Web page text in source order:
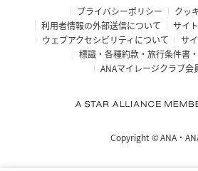
プライバシーポリシー
クッ
利用者情報の外部送信について
サイ
ウェブアクセシビリティについて
サ
標識・各種約款・旅行条件書
ANAマイレージクラブ会
Copyright ©ANA・